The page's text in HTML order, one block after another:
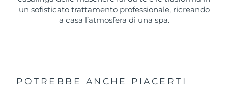
un sofisticato trattamento professionale, ricreando
a casa l’atmosfera di una spa.
POTREBBE ANCHE PIACERTI